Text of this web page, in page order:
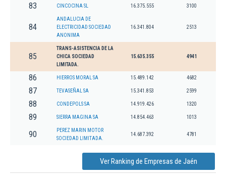
83 CINCOCINA SL 16.375.555 3100
84
ANDALUCIA DE
ELECTRICIDAD SOCIEDAD
ANONIMA
16.341.804 2513
85
TRANS-ASISTENCIA DE LA
CHICA SOCIEDAD
LIMITADA.
15.635.355 4941
86 HIERROS MORAL SA 15.489.142 4682
87 TEVASEÑAL SA 15.341.853 2599
88 CONDEPOLS SA 14.919.426 1320
89 SIERRA MAGINA SA 14.854.463 1013
90
PEREZ MARIN MOTOR
SOCIEDAD LIMITADA.
14.687.392 4781
Ver Ranking de Empresas de Jaén